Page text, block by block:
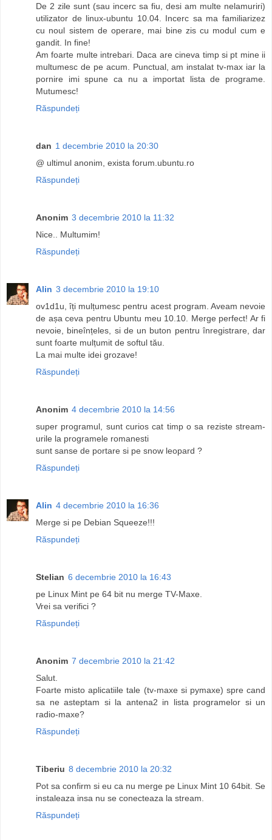
De 2 zile sunt (sau incerc sa fiu, desi am multe nelamuriri)
utilizator de linux-ubuntu 10.04. Incerc sa ma familiarizez
cu noul sistem de operare, mai bine zis cu modul cum e
gandit. In fine!
Am foarte multe intrebari. Daca are cineva timp si pt mine ii
multumesc de pe acum. Punctual, am instalat tv-max iar la
pornire imi spune ca nu a importat lista de programe.
Mutumesc!
Răspundeți
dan 1 decembrie 2010 la 20:30
@ ultimul anonim, exista forum.ubuntu.ro
Răspundeți
Anonim 3 decembrie 2010 la 11:32
Nice.. Multumim!
Răspundeți
Alin 3 decembrie 2010 la 19:10
ov1d1u, îți mulțumesc pentru acest program. Aveam nevoie
de așa ceva pentru Ubuntu meu 10.10. Merge perfect! Ar fi
nevoie, bineînțeles, si de un buton pentru înregistrare, dar
sunt foarte mulțumit de softul tău.
La mai multe idei grozave!
Răspundeți
Anonim 4 decembrie 2010 la 14:56
super programul, sunt curios cat timp o sa reziste stream-
urile la programele romanesti
sunt sanse de portare si pe snow leopard ?
Răspundeți
Alin 4 decembrie 2010 la 16:36
Merge si pe Debian Squeeze!!!
Răspundeți
Stelian 6 decembrie 2010 la 16:43
pe Linux Mint pe 64 bit nu merge TV-Maxe.
Vrei sa verifici ?
Răspundeți
Anonim 7 decembrie 2010 la 21:42
Salut.
Foarte misto aplicatiile tale (tv-maxe si pymaxe) spre cand
sa ne asteptam si la antena2 in lista programelor si un
radio-maxe?
Răspundeți
Tiberiu 8 decembrie 2010 la 20:32
Pot sa confirm si eu ca nu merge pe Linux Mint 10 64bit. Se
instaleaza insa nu se conecteaza la stream.
Răspundeți